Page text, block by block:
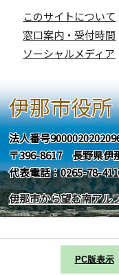
このサイトについて
窓口案内・受付時間
ソーシャルメディア
伊那市役所
法人番号
〒396-8617 長野県伊
代表電話：0265-78-
伊那市から望む南アル
PC版表示